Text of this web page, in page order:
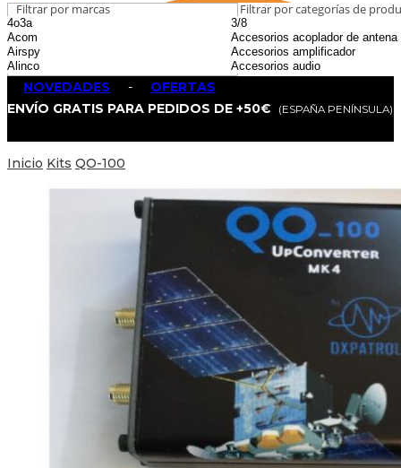
Filtrar por marcas Filtrar por categorías de
NOVEDADES - OFERTAS
ENVÍO GRATIS PARA PEDIDOS DE +50€
(ESPAÑA PENÍNSULA)
Inicio Kits QO-100